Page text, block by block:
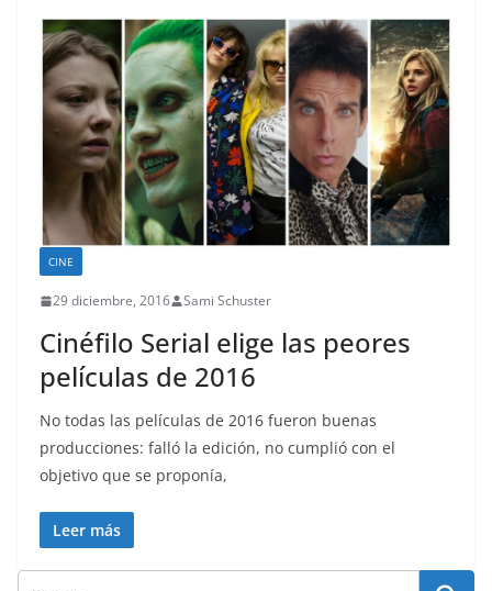
CINE
29 diciembre, 2016 Sami Schuster
Cinéfilo Serial elige las peores
películas de 2016
No todas las películas de 2016 fueron buenas
producciones: falló la edición, no cumplió con el
objetivo que se proponía,
Leer más